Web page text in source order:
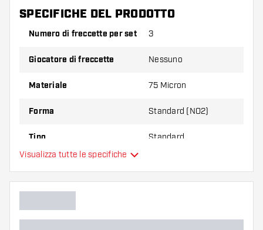
danneggiarsi o rompersi con l'uso.
spessore diverso di alette per scoprire quale
SPECIFICHE DEL PRODOTTO
Numero di freccette per set 3
Giocatore di freccette Nessuno
Materiale 75 Micron
Forma Standard (NO2)
Tipo Standard
Colore principale
Visualizza tutte le specifiche